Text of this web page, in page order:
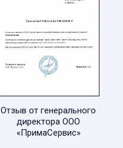
Отзыв от генерального
директора ООО
«ПримаСервис»